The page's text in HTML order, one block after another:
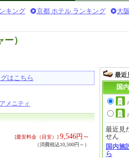
キング 京都 ホテル ランキング 大
）
はこちら
メニティ
[最安料金（目安）] 9,546円～
（消費税込10,500円～）
最近
国内
最近見
せん
国内施
ら